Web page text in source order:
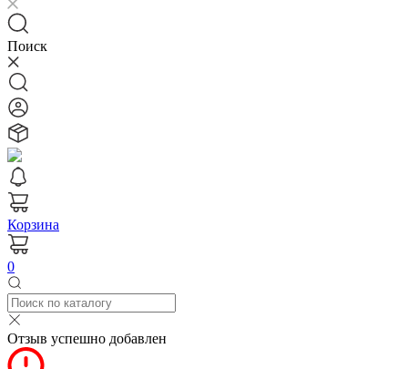
Поиск
Корзина
0
Отзыв успешно добавлен